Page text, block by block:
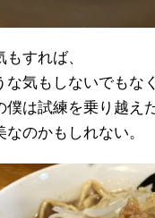
すれば、
な気もしないでもなく
僕は試練を乗り越え
のかもしれない。